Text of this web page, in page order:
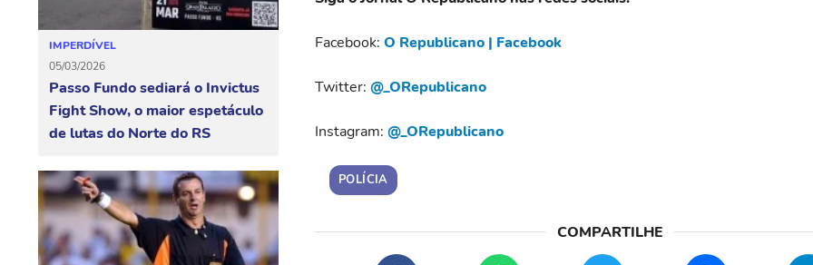
IMPERDÍVEL
05/03/2026
Passo Fundo sediará o Invictus
Fight Show, o maior espetáculo
de lutas do Norte do RS
Facebook: O Republicano | Facebook
Twitter: @_ORepublicano
Instagram: @_ORepublicano
POLÍCIA